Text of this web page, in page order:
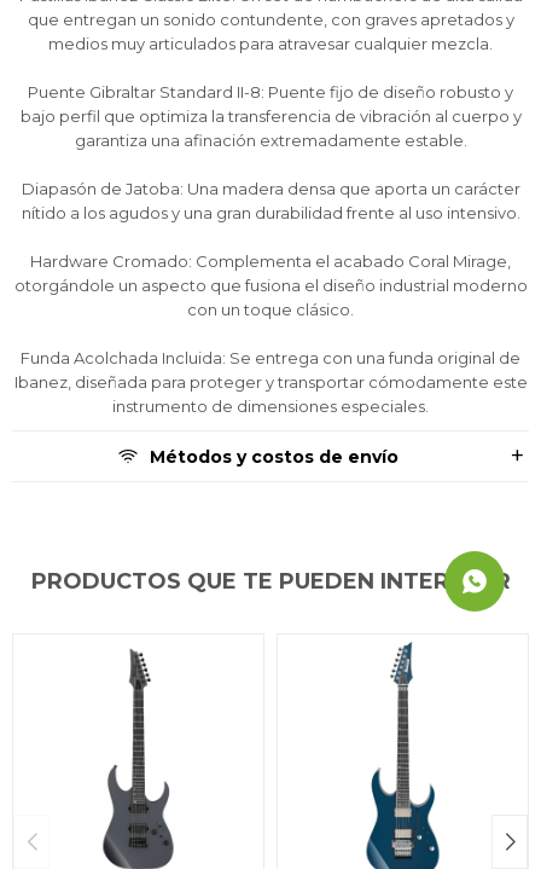
que entregan un sonido contundente, con graves apretados y
medios muy articulados para atravesar cualquier mezcla.
Puente Gibraltar Standard II-8: Puente fijo de diseño robusto y
bajo perfil que optimiza la transferencia de vibración al cuerpo y
garantiza una afinación extremadamente estable.
Diapasón de Jatoba: Una madera densa que aporta un carácter
nítido a los agudos y una gran durabilidad frente al uso intensivo.
Hardware Cromado: Complementa el acabado Coral Mirage,
otorgándole un aspecto que fusiona el diseño industrial moderno
con un toque clásico.
Funda Acolchada Incluida: Se entrega con una funda original de
Ibanez, diseñada para proteger y transportar cómodamente este
instrumento de dimensiones especiales.
Métodos y costos de envío
PRODUCTOS QUE TE PUEDEN INTERESAR
Día Mes Año
Día Mes Año
Día Mes Año